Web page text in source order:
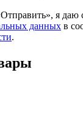
я даю
данных в
.